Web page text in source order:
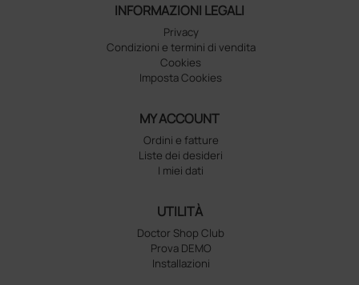
INFORMAZIONI LEGALI
Privacy
Condizioni e termini di vendita
Cookies
Imposta Cookies
MY ACCOUNT
Ordini e fatture
Liste dei desideri
I miei dati
UTILITÀ
Doctor Shop Club
Prova DEMO
Installazioni